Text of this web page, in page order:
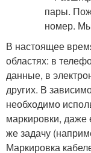
В настоящее
областях: в
данные, в
других. В
необходимо
маркировки,
же задачу
Маркировка